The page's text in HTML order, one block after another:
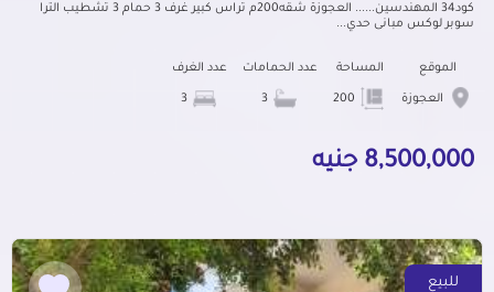
كود34 المهندسين...... العجوزة شقه200م تراس كبير غرف 3 حمام 3 تشطيب الترا
سوبر لوكس مبانى حدي...
الموقع
العجوزة
المساحة عدد الحمامات عدد الغرف
8,500,000 جنيه
للبيع